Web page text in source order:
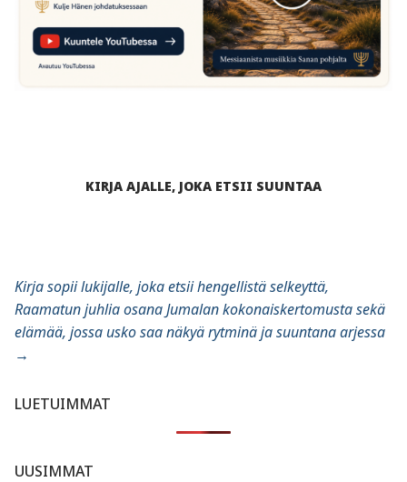
KIRJA AJALLE, JOKA ETSII SUUNTAA
Kirja sopii lukijalle, joka etsii hengellistä selkeyttä,
Raamatun juhlia osana Jumalan kokonaiskertomusta sekä
elämää, jossa usko saa näkyä rytminä ja suuntana arjessa
→
LUETUIMMAT
UUSIMMAT